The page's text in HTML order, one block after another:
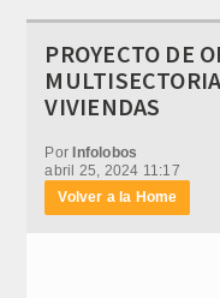
PROYECTO DE
VIVIENDAS
Por Infolobos
abril 25, 2024 11:17
Volver a la Home